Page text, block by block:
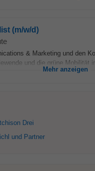
(m/w/d)
& Marketing und den
und die grüne Mobilität
Mehr anzeigen
Drei
und Partner